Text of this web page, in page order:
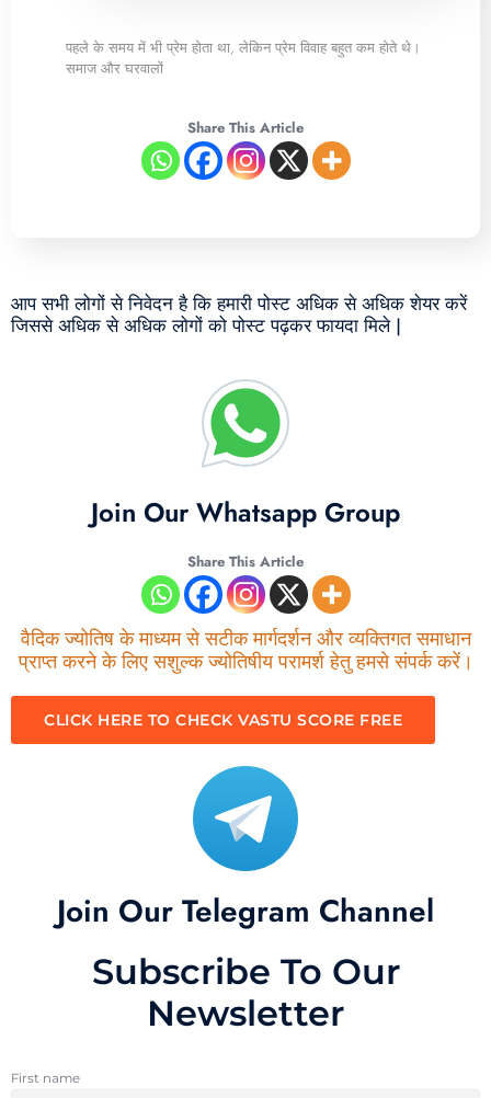
पहले के समय में भी प्रेम होता था, लेकिन प्रेम विवाह बहुत कम होते थे।
समाज और घरवालों
Share This Article
आप सभी लोगों से निवेदन है कि हमारी पोस्ट अधिक से अधिक शेयर करें
जिससे अधिक से अधिक लोगों को पोस्ट पढ़कर फायदा मिले |
Join Our Whatsapp Group
Share This Article
वैदिक ज्योतिष के माध्यम से सटीक मार्गदर्शन और व्यक्तिगत समाधान
प्राप्त करने के लिए सशुल्क ज्योतिषीय परामर्श हेतु हमसे संपर्क करें।
CLICK HERE TO CHECK VASTU SCORE FREE
Join Our Telegram Channel
Subscribe To Our
Newsletter
First name